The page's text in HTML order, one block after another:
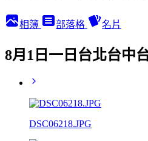
相簿 部落格 名片
8月1日一日台北台中
DSC06218.JPG